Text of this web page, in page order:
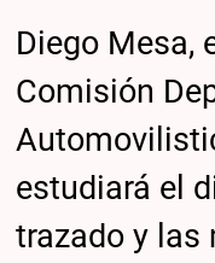
Diego Mesa,
Comisión
estudiará el
trazado y las